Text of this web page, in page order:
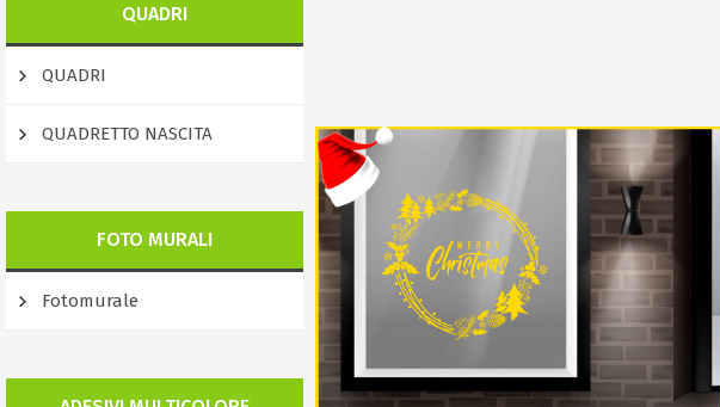
QUADRI
QUADRI
QUADRETTO NASCITA
FOTO MURALI
Fotomurale